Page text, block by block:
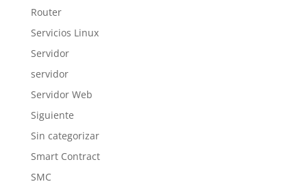
Router
Servicios Linux
Servidor
servidor
Servidor Web
Siguiente
Sin categorizar
Smart Contract
SMC